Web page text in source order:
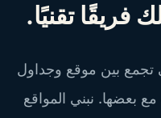
فريقًا تقنيًا.
تجمع بين موقع وجداول
بعضها. نبني المواقع